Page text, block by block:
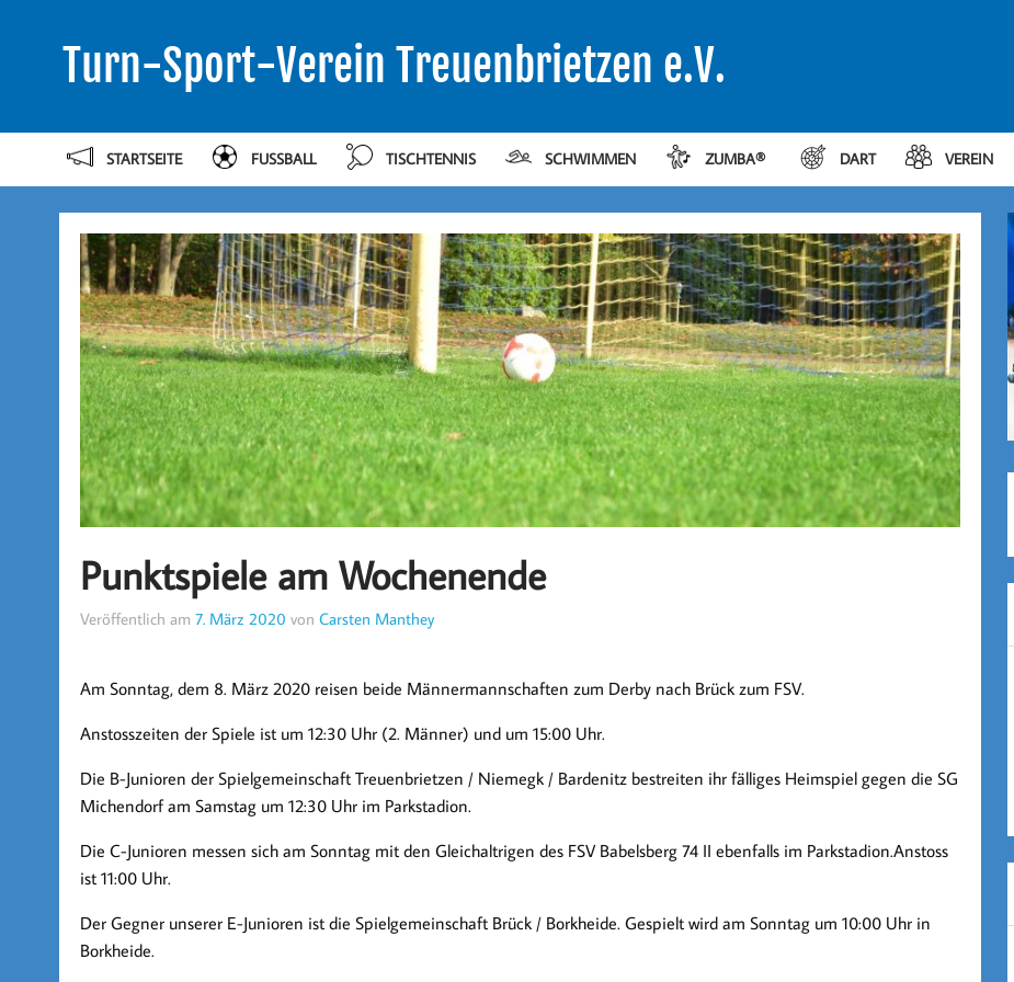
Turn-Sport-Verein Treuenbrietzen e.V.
STARTSEITE FUSSBALL TISCHTENNIS SCHWIMMEN ZUMBA® DART VEREIN
Punktspiele am Wochenende
Veröffentlich am 7. März 2020 von Carsten Manthey
Am Sonntag, dem 8. März 2020 reisen beide Männermannschaften zum Derby nach Brück zum FSV.
Anstosszeiten der Spiele ist um 12:30 Uhr (2. Männer) und um 15:00 Uhr.
Die B-Junioren der Spielgemeinschaft Treuenbrietzen / Niemegk / Bardenitz bestreiten ihr fälliges Heimspiel gegen die SG
Michendorf am Samstag um 12:30 Uhr im Parkstadion.
Die C-Junioren messen sich am Sonntag mit den Gleichaltrigen des FSV Babelsberg 74 II ebenfalls im Parkstadion.Anstoss
ist 11:00 Uhr.
Der Gegner unserer E-Junioren ist die Spielgemeinschaft Brück / Borkheide. Gespielt wird am Sonntag um 10:00 Uhr in
Borkheide.